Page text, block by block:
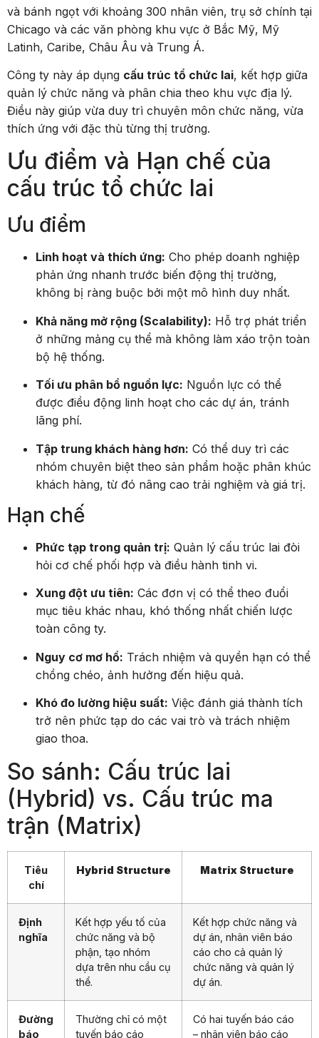
và bánh ngọt với khoảng 300 nhân viên, trụ sở chính tại
Chicago và các văn phòng khu vực ở Bắc Mỹ, Mỹ
Latinh, Caribe, Châu Âu và Trung Á.
Công ty này áp dụng cấu trúc tổ chức lai , kết hợp giữa
quản lý chức năng và phân chia theo khu vực địa lý.
Điều này giúp vừa duy trì chuyên môn chức năng, vừa
thích ứng với đặc thù từng thị trường.
Ưu điểm và Hạn chế của
cấu trúc tổ chức lai
Ưu điểm
Linh hoạt và thích ứng: Cho phép doanh nghiệp
phản ứng nhanh trước biến động thị trường,
không bị ràng buộc bởi một mô hình duy nhất.
Khả năng mở rộng (Scalability): Hỗ trợ phát triển
ở những mảng cụ thể mà không làm xáo trộn toàn
bộ hệ thống.
Tối ưu phân bổ nguồn lực: Nguồn lực có thể
được điều động linh hoạt cho các dự án, tránh
lãng phí.
Tập trung khách hàng hơn: Có thể duy trì các
nhóm chuyên biệt theo sản phẩm hoặc phân khúc
khách hàng, từ đó nâng cao trải nghiệm và giá trị.
Hạn chế
Phức tạp trong quản trị: Quản lý cấu trúc lai đòi
hỏi cơ chế phối hợp và điều hành tinh vi.
Xung đột ưu tiên: Các đơn vị có thể theo đuổi
mục tiêu khác nhau, khó thống nhất chiến lược
toàn công ty.
Nguy cơ mơ hồ: Trách nhiệm và quyền hạn có thể
chồng chéo, ảnh hưởng đến hiệu quả.
Khó đo lường hiệu suất: Việc đánh giá thành tích
trở nên phức tạp do các vai trò và trách nhiệm
giao thoa.
So sánh: Cấu trúc lai
(Hybrid) vs. Cấu trúc ma
trận (Matrix)
Tiêu
chí
Hybrid Structure Matrix Structure
Định
nghĩa
Kết hợp yếu tố của
chức năng và bộ
phận, tạo nhóm
dựa trên nhu cầu cụ
thể.
Kết hợp chức năng và
dự án, nhân viên báo
cáo cho cả quản lý
chức năng và quản lý
dự án.
Đường
báo
Thường chỉ có một
tuyến báo cáo
Có hai tuyến báo cáo
– nhân viên báo cáo